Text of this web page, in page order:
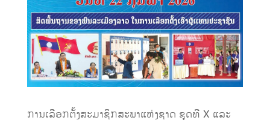
ການເລືອກຕັ້ງສະມາຊິກສະພາແຫ່ງຊາດ ຊຸດທີ X ແລະ